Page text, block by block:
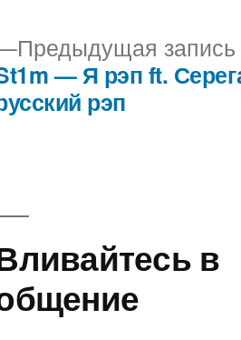
Предыдущая запись
— Я рэп ft.
рэп
в